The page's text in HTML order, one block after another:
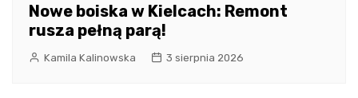
Nowe boiska w Kielcach: Remont
rusza pełną parą!
Kamila Kalinowska 3 sierpnia 2026